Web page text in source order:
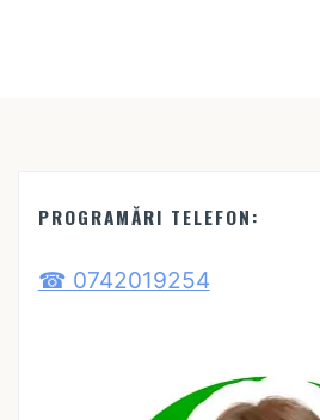
PROGRAMĂRI TELEFON:
☎ 0742019254